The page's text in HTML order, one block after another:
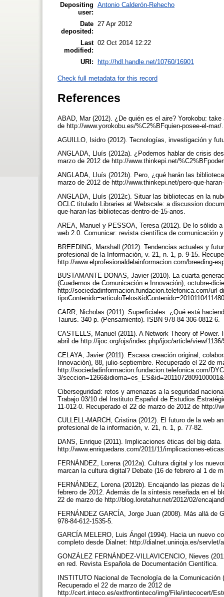
Depositing
user:
Antonio Calderón-Rehecho
Date
deposited:
27 Apr 2012
Last
modified:
02 Oct 2014 12:22
URI: http://hdl.handle.net/10760/16901
Check full metadata for this record
References
ABAD, Mar (2012). ¿De quién es el aire? Yorokobu:
de http://www.yorokobu.es/%C2%BFquien-posee-el-
AGUILLO, Isidro (2012). Tecnologías, investigación y
ANGLADA, Lluís (2012a). ¿Podemos hablar de crisis
marzo de 2012 de http://www.thinkepi.net/
ANGLADA, Lluís (2012b). Pero, ¿qué harán las
marzo de 2012 de http://www.thinkepi.net/pero-que-
ANGLADA, Lluís (2012c). Situar las bibliotecas en la
OCLC titulado Libraries at Webscale: a discussion
que-haran-las-bibliotecas-dentro-de-15-anos.
AREA, Manuel y PESSOA, Teresa (2012). De lo sólido
web 2.0. Comunicar: revista científica de comunicación
BREEDING, Marshall (2012). Tendencias actuales y
profesional de la Información, v. 21, n. 1, p. 9-15.
http://www.elprofesionaldelainformacion.com/breeding-
BUSTAMANTE DONAS, Javier (2010). La cuarta
(Cuadernos de Comunicación e Innovación), octubre-
http://sociedadinformacion.fundacion.telefonica.com/url-
CARR, Nicholas (2011). Superficiales: ¿Qué está
Taurus. 340 p. (Pensamiento). ISBN 978-84-306-0812-6.
CASTELLS, Manuel (2011). A Network Theory of
abril de http://ijoc.org/ojs/index.php/ijoc/article/view/
CELAYA, Javier (2011). Escasa creación original,
Innovación), 88, julio-septiembre. Recuperado el 22 de
http://sociedadinformacion.fundacion.telefonica.com/
3/
Ciberseguridad: retos y amenazas a la seguridad
Trabajo 03/10 del Instituto Español de Estudios
11-012-0. Recuperado el 22 de marzo de 2012 de
CULLELL-MARCH, Cristina (2012). El futuro de la web
profesional de la información, v. 21, n. 1, p. 77-82.
DANS, Enrique (2011). Implicaciones éticas del big
http://www.enriquedans.com/2011/11/implicaciones-
FERNÁNDEZ, Lorena (2012a). Cultura digital y los
marcan la cultura digital? Debate (16 de febrero al 1 de
FERNÁNDEZ, Lorena (2012b). Encajando las piezas
febrero de 2012. Además de la síntesis reseñada en el
22 de marzo de http://blog.loretahur.net/2012/02/
FERNÁNDEZ GARCÍA, Jorge Juan (2008). Más allá de
978-84-612-1535-5.
GARCÍA MELERO, Luis Ángel (1994). Hacia un nuevo
completo desde Dialnet: http://dialnet.unirioja.es/servlet/
GONZÁLEZ FERNÁNDEZ-VILLAVICENCIO, Nieves
en red. Revista Española de Documentación Científica.
INSTITUTO Nacional de Tecnología de la
Recuperado el 22 de marzo de 2012 de
http://cert.inteco.es/extfrontinteco/img/File/intecocert/